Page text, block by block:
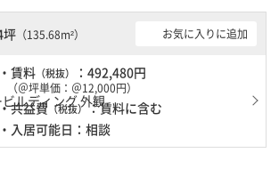
坪 （135.68m²） お気に入りに追加
・賃料 （税抜） ：492,480円
（＠坪単価：＠12,000円）
共益費 （税抜）：賃料に含む
・入居可能日：相談